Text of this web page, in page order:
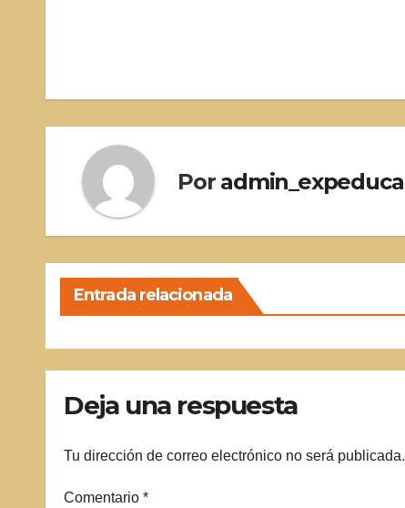
entradas
Por admin_expeduca
Entrada relacionada
Deja una respuesta
Tu dirección de correo electrónico no será publicada.
Comentario *